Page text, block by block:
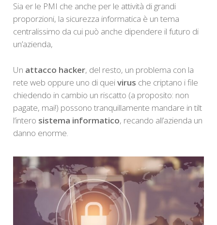
Sia er le PMI che anche per le attività di grandi
proporzioni, la sicurezza informatica è un tema
centralissimo da cui può anche dipendere il futuro di
un’azienda,
Un attacco hacker, del resto, un problema con la
rete web oppure uno di queivirus che criptano i file
chiedendo in cambio un riscatto (a proposito: non
pagate, mai!) possono tranquillamente mandare in tilt
l’intero sistema informatico, recando all’azienda un
danno enorme.